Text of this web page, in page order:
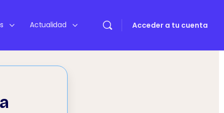
Actualidad Acceder a tu cuenta